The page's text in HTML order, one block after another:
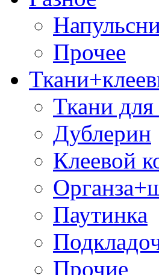
Прочее
Ткани
Дублерин
Клеевой
Паутинка
Прочие